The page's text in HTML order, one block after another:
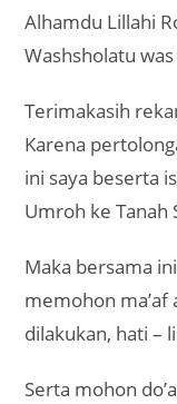
Alhamdu Lillahi
Washsholatu
Terimakasih
Karena
ini saya beserta
Umroh ke Tanah
Maka bersama
memohon ma’af
dilakukan, hati –
Serta mohon